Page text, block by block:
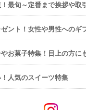
最旬～定番まで挨拶や取
ント！女性や男性へのギ
お菓子特集！目上の方に
人気のスイーツ特集